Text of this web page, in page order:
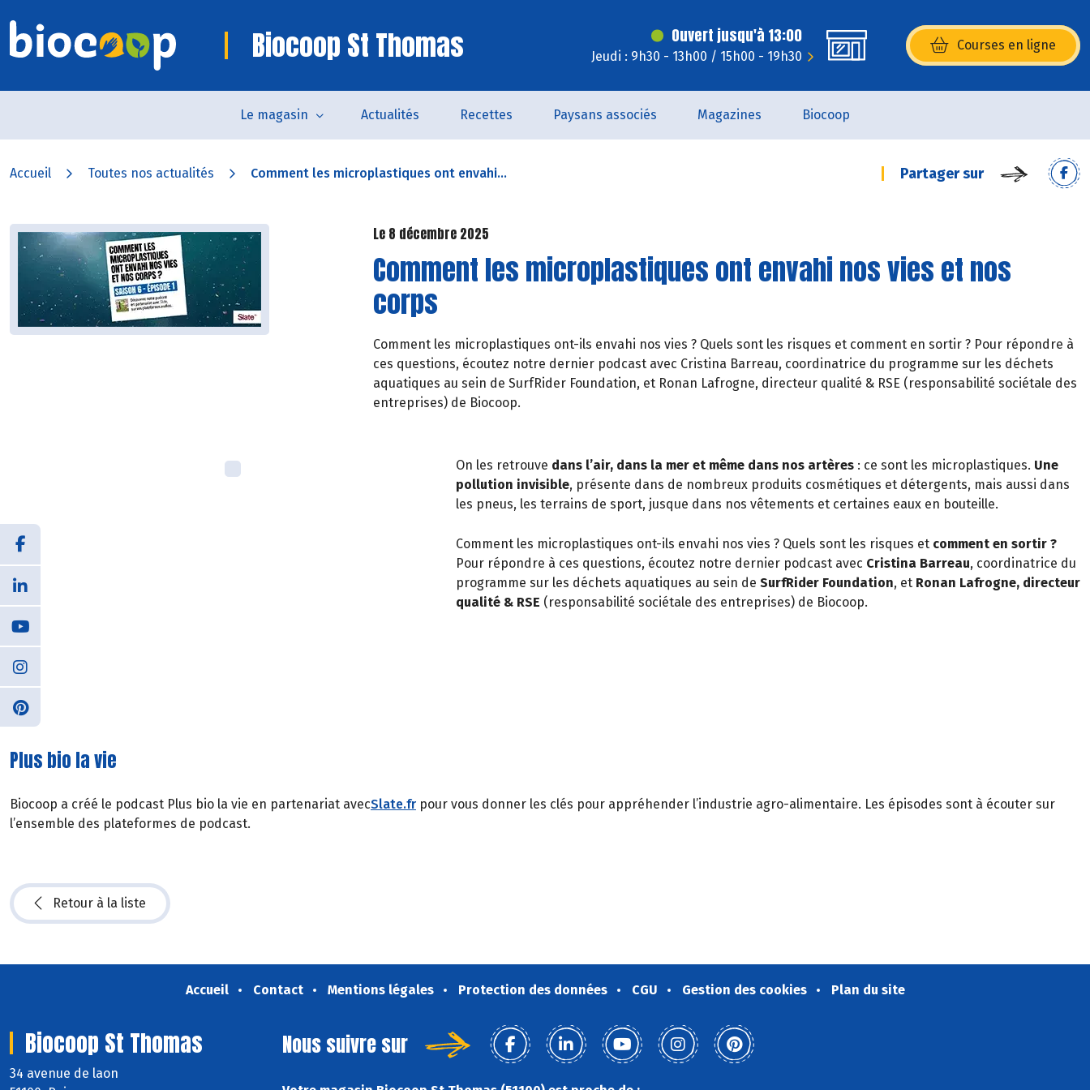
Biocoop St Thomas Ouvert jusqu'à 13:00
Jeudi : 9h30 - 13h00 / 15h00 - 19h30
Courses en ligne
(s’ouvre dans une nouvelle
Le magasin Actualités Recettes Paysans associés Magazines Biocoop
Accueil Toutes nos actualités Comment les microplastiques ont envahi... Partager sur
Le 8 décembre 2025
Comment les microplastiques ont envahi nos vies et nos
corps
Comment les microplastiques ont-ils envahi nos vies ? Quels sont les risques et comment en sortir ? Pour répondre à
ces questions, écoutez notre dernier podcast avec Cristina Barreau, coordinatrice du programme sur les déchets
aquatiques au sein de SurfRider Foundation, et Ronan Lafrogne, directeur qualité & RSE (responsabilité sociétale des
entreprises) de Biocoop.
On les retrouve dans l’air, dans la mer et même dans nos artères : ce sont les microplastiques. Une
pollution invisible, présente dans de nombreux produits cosmétiques et détergents, mais aussi dans
les pneus, les terrains de sport, jusque dans nos vêtements et certaines eaux en bouteille.
Comment les microplastiques ont-ils envahi nos vies ? Quels sont les risques et comment en sortir ?
Pour répondre à ces questions, écoutez notre dernier podcast avec Cristina Barreau, coordinatrice du
programme sur les déchets aquatiques au sein de SurfRider Foundation, et Ronan Lafrogne, directeur
qualité & RSE (responsabilité sociétale des entreprises) de Biocoop.
Plus bio la vie
Biocoop a créé le podcast Plus bio la vie en partenariat avecSlate.fr pour vous donner les clés pour appréhender l’industrie agro-alimentaire. Les épisodes sont à écouter sur
l’ensemble des plateformes de podcast.
Retour à la liste
Accueil Contact Mentions légales Protection des données CGU Gestion des cookies Plan du site
Biocoop St Thomas
34 avenue de laon
Nous suivre sur